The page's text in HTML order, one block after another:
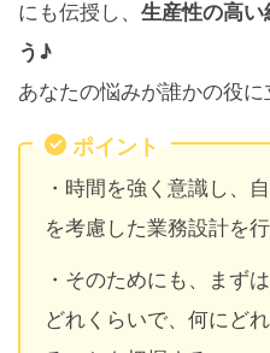
にも伝授し、 生産性の高い
う♪
あなたの悩みが誰かの役に
ポイント
・時間を強く意識し、
を考慮した業務設計を行
・そのためにも、まず
どれくらいで、何にど